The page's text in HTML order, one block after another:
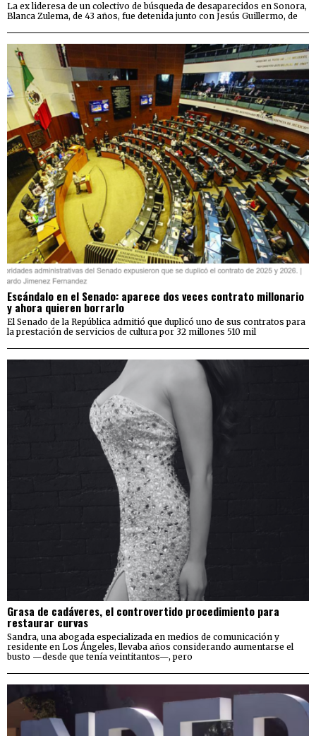
La ex lideresa de un colectivo de búsqueda de desaparecidos en Sonora,
Blanca Zulema, de 43 años, fue detenida junto con Jesús Guillermo, de
Escándalo en el Senado: aparece dos veces contrato millonario
y ahora quieren borrarlo
El Senado de la República admitió que duplicó uno de sus contratos para
la prestación de servicios de cultura por 32 millones 510 mil
Grasa de cadáveres, el controvertido procedimiento para
restaurar curvas
Sandra, una abogada especializada en medios de comunicación y
residente en Los Ángeles, llevaba años considerando aumentarse el
busto —desde que tenía veintitantos—, pero